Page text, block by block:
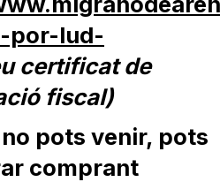
por-lud-
certificat de
fiscal)
pots venir, pots
comprant